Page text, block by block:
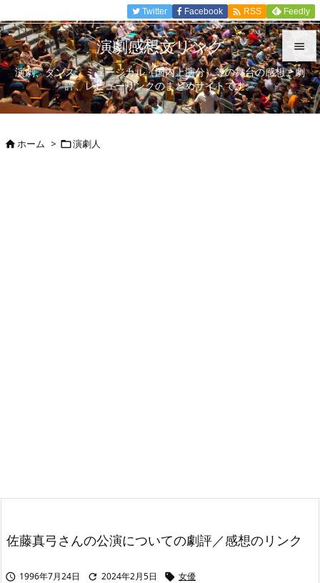


メニュ

Twitter Facebook  RSS Feedly
演劇感想文リンク
演劇、ダンス、ミュージカル（国内上演分）等の舞台の感想、劇
評、レビューリンクのまとめサイトです。
ホーム > 演劇人
佐藤真弓さんの公演についての劇評／感想のリンク
 1996年7月24日  2024年2月5日  女優